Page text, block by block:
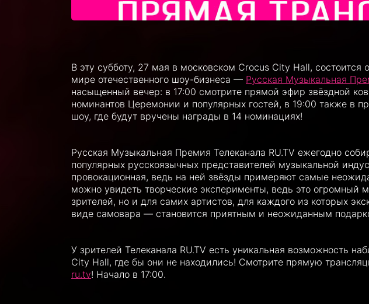
В эту субботу, 27 мая в московском Crocus City Hall,
мире отечественного шоу-бизнеса — Русская Музыкальная
насыщенный вечер: в 17:00 смотрите прямой эфир звёздной
номинантов Церемонии и популярных гостей, в 19:00 также в
шоу, где будут вручены награды в 14 номинациях!
Русская Музыкальная Премия Телеканала RU.TV ежегодно
популярных русскоязычных представителей музыкальной
провокационная, ведь на ней звёзды примеряют самые
можно увидеть творческие эксперименты, ведь это огромный
зрителей, но и для самих артистов, для каждого из которых
виде самовара — становится приятным и неожиданным
У зрителей Телеканала RU.TV есть уникальная возможность
City Hall, где бы они не находились! Смотрите прямую
ru.tv! Начало в 17:00.